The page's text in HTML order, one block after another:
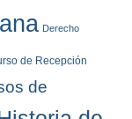
Derecho
de Recepción
de